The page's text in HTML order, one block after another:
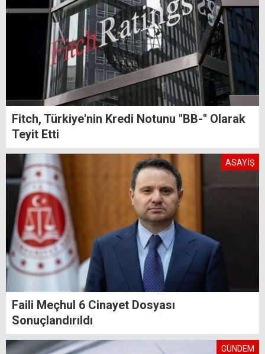
Fitch, Türkiye'nin Kredi Notunu "BB-" Olarak
Teyit Etti
ASAYİŞ
Faili Meçhul 6 Cinayet Dosyası
Sonuçlandırıldı
GÜNDEM